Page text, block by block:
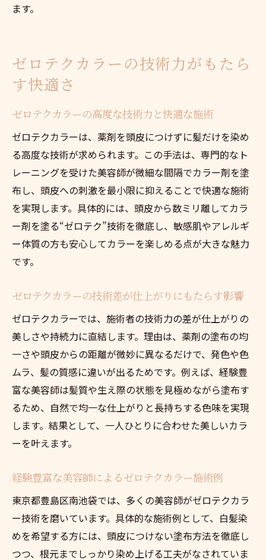
ます。
ゼロテクカラーの技術力がもたら
す快適さ
ゼロテクカラーの高度な技術力と快適な施術
ゼロテクカラーは、薬剤を頭皮につけずに髪だけを染め
る高度な技術が求められます。この手法は、専門的なト
レーニングを受けた美容師が微細な間隔でカラー剤を塗
布し、頭皮への刺激を最小限に抑えることで快適な施術
を実現します。具体的には、頭皮から数ミリ離してカラ
ー剤を塗る“ゼロテク”技術を徹底し、敏感肌やアレルギ
ー体質の方も安心してカラーを楽しめる点が大きな魅力
です。
ゼロテクカラーの技術差が仕上がりにもたらす影響
ゼロテクカラーでは、施術者の技術力の差が仕上がりの
美しさや持続力に直結します。理由は、薬剤の塗布の均
一さや頭皮からの距離が微妙に異なるだけで、発色や色
ムラ、髪の質感に違いが出るためです。例えば、経験豊
富な美容師は髪質や生え際の状態を見極めながら塗布す
るため、自然で均一な仕上がりと長持ちする色味を実現
します。結果として、一人ひとりに合わせた美しいカラ
ーを叶えます。
経験豊富な美容師によるゼロテクカラー施術例
東京都豊島区南池袋では、多くの美容師がゼロテクカラ
ー技術を磨いています。具体的な施術例として、白髪染
めを希望する方には、頭皮につけない塗布方法を徹底し
つつ、根元までしっかり染め上げる工夫がなされていま